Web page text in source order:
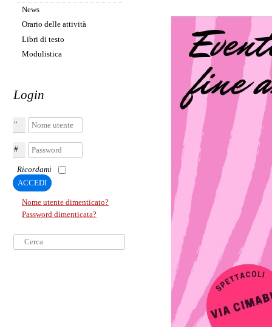
News
Orario delle attività
Libri di testo
Modulistica
Login
Nome utente
Password
Ricordami
ACCEDI
Nome utente dimenticato?
Password dimenticata?
Cerca...